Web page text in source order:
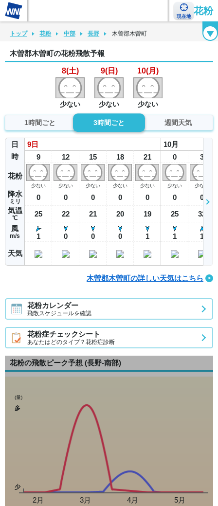
現在地
花粉
花粉カレンダー 花粉図鑑 花粉症チェックシート 花粉症ハンドブック
トップ 花粉 中部 長野 木曽郡木曽町
木曽郡木曽町の花粉飛散予報
8(土)
少ない
9(日)
少ない
10(月)
少ない
1時間ごと 3時間ごと 週間天気
日
時
花粉
降水
ミリ
気温
℃
風
m/s
天気
9 日
9
少ない
0
25
1
12
少ない
0
22
0
15
少ない
0
21
0
18
少ない
0
20
0
21
少ない
0
19
1
10月
0
少ない
0
25
1
3
少ない
0
32
1
木曽郡木曽町の詳しい天気はこちら
花粉カレンダー
飛散スケジュールを確認
花粉症チェックシート
あなたはどのタイプ？花粉症診断
花粉の飛散ピーク予想 (長野-南部)
(量)
多
少
2月 3月 4月
5月